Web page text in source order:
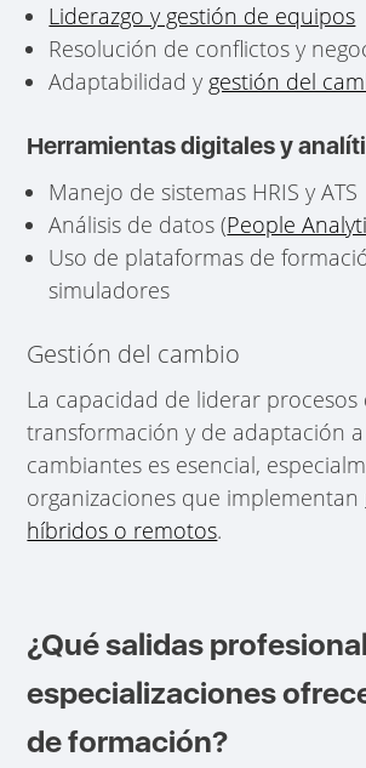
Liderazgo y gestión de equipos
Resolución de conflictos y
Adaptabilidad y gestión del
Herramientas digitales y
Manejo de sistemas HRIS y ATS
Análisis de datos (People
Uso de plataformas de
simuladores
Gestión del cambio
La capacidad de liderar procesos
transformación y de adaptación
cambiantes es esencial,
organizaciones que implementan
híbridos o remotos.
¿Qué salidas
especializaciones
de formación?